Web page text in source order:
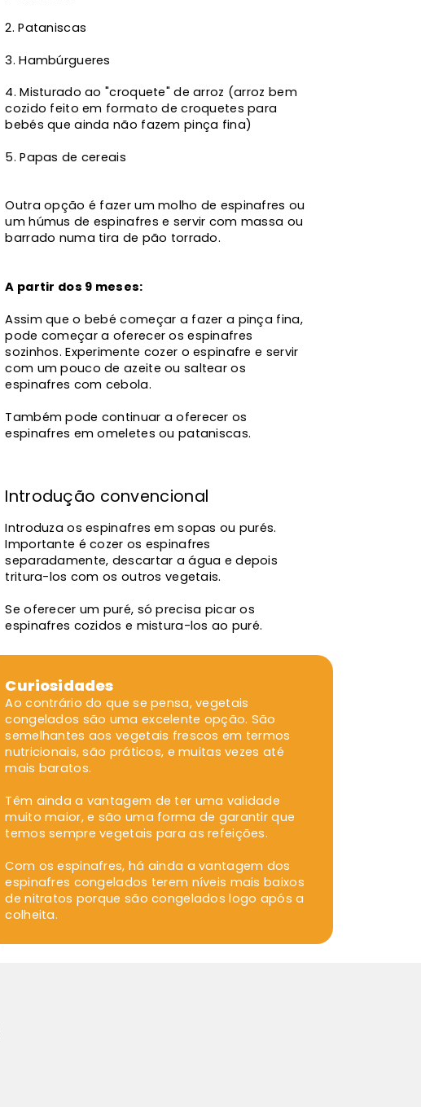
Pataniscas
Hambúrgueres
Misturado ao "croquete" de arroz (arroz bem
cozido feito em formato de croquetes para
bebés que ainda não fazem pinça fina)
Papas de cereais
Outra opção é fazer um molho de espinafres ou
um húmus de espinafres e servir com massa ou
barrado numa tira de pão torrado.
A partir dos 9 meses:
Assim que o bebé começar a fazer a pinça fina,
pode começar a oferecer os espinafres
sozinhos. Experimente cozer o espinafre e servir
com um pouco de azeite ou saltear os
espinafres com cebola.
Também pode continuar a oferecer os
espinafres em omeletes ou pataniscas.
Introdução convencional
Introduza os espinafres em sopas ou purés.
Importante é cozer os espinafres
separadamente, descartar a água e depois
tritura-los com os outros vegetais.
Se oferecer um puré, só precisa picar os
espinafres cozidos e mistura-los ao puré.
Curiosidades
Ao contrário do que se pensa, vegetais
congelados são uma excelente opção. São
semelhantes aos vegetais frescos em termos
nutricionais, são práticos, e muitas vezes até
mais baratos.
Têm ainda a vantagem de ter uma validade
muito maior, e são uma forma de garantir que
temos sempre vegetais para as refeições.
Com os espinafres, há ainda a vantagem dos
espinafres congelados terem níveis mais baixos
de nitratos porque são congelados logo após a
colheita.